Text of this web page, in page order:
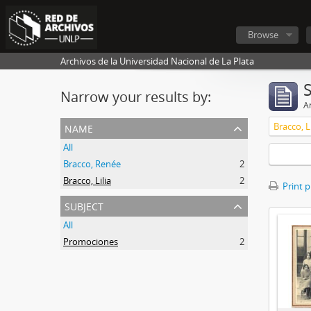
Browse
Archivos de la Universidad Nacional de La Plata
Narrow your results by:
name
All
Bracco, Renée
2
Bracco, Lilia
2
subject
All
Promociones
2
Bracco,
Print